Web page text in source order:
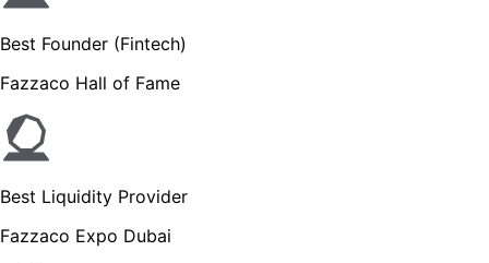
Best Founder (Fintech)
Fazzaco Hall of Fame
Best Liquidity Provider
Fazzaco Expo Dubai